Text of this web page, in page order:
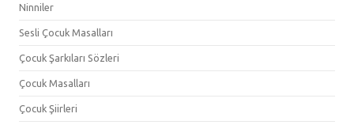
Ninniler
Sesli Çocuk Masalları
Çocuk Şarkıları Sözleri
Çocuk Masalları
Çocuk Şiirleri